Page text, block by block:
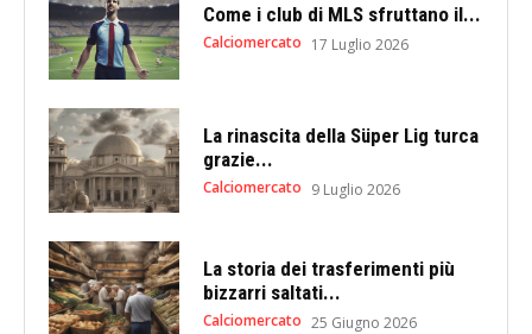
Come i club di MLS sfruttano il...
Calciomercato 17 Luglio 2026
La rinascita della Süper Lig turca
grazie...
Calciomercato 9 Luglio 2026
La storia dei trasferimenti più
bizzarri saltati...
Calciomercato 25 Giugno 2026